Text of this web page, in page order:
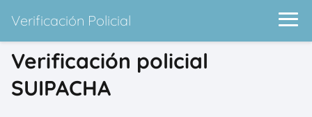
Verificación Policial
Verificación policial
SUIPACHA